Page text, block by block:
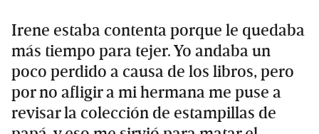
Irene estaba contenta porque le quedaba
más tiempo para tejer. Yo andaba un
poco perdido a causa de los libros, pero
por no afligir a mi hermana me puse a
revisar la colección de estampillas de